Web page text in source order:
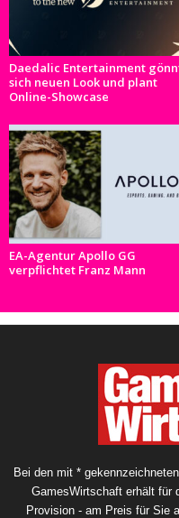
Daedalic Entertainment
sich neuen Look und plant
Online-Showcase
EA-Agentur Apollo GG
verpflichtet Franz Mann
Bei den mit *
GamesWirtschaft erhält für
Provision - am Preis für Sie